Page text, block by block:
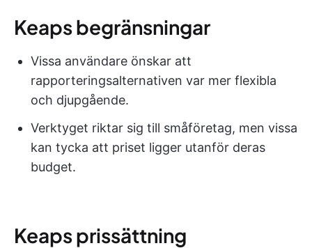
Keaps begränsningar
Vissa användare önskar att
rapporteringsalternativen var mer flexibla
och djupgående.
Verktyget riktar sig till småföretag, men vissa
kan tycka att priset ligger utanför deras
budget.
Keaps prissättning